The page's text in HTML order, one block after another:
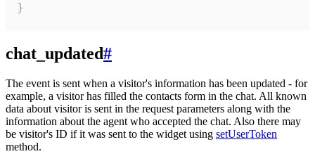
}
chat_updated#
The event is sent when a visitor's information has been updated - for
example, a visitor has filled the contacts form in the chat. All known
data about visitor is sent in the request parameters along with the
information about the agent who accepted the chat. Also there may
be visitor's ID if it was sent to the widget using setUserToken
method.